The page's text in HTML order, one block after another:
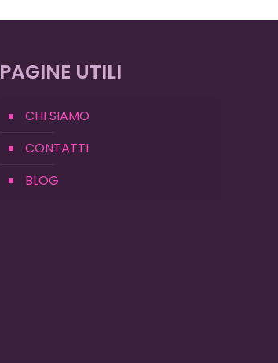
PAGINE UTILI
CHI SIAMO
CONTATTI
BLOG